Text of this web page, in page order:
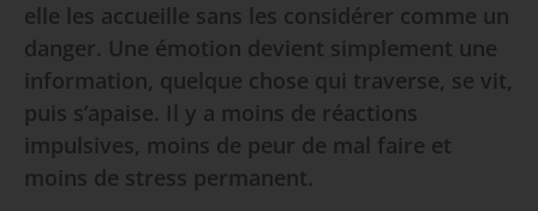
elle les accueille sans les considérer comme un
danger. Une émotion devient simplement une
information, quelque chose qui traverse, se vit,
puis s’apaise. Il y a moins de réactions
impulsives, moins de peur de mal faire et
moins de stress permanent.